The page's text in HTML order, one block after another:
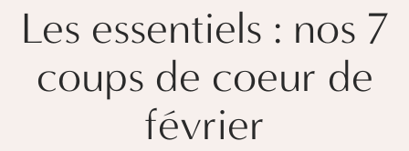
Les essentiels : nos 7
coups de coeur de
février